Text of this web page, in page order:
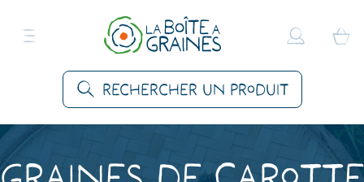
Rechercher un produit